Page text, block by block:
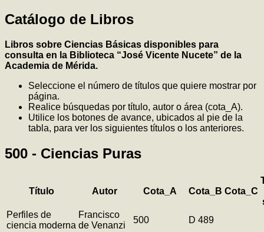
Catálogo de Libros
Libros sobre Ciencias Básicas disponibles para
consulta en la Biblioteca “José Vicente Nucete” de la
Academia de Mérida.
Seleccione el número de títulos que quiere mostrar por
página.
Realice búsquedas por título, autor o área (cota_A).
Utilice los botones de avance, ubicados al pie de la
tabla, para ver los siguientes títulos o los anteriores.
500 - Ciencias Puras
Título Autor Cota_A Cota_B Cota_C
Perfiles de
ciencia moderna
Francisco
de Venanzi
500
D 489